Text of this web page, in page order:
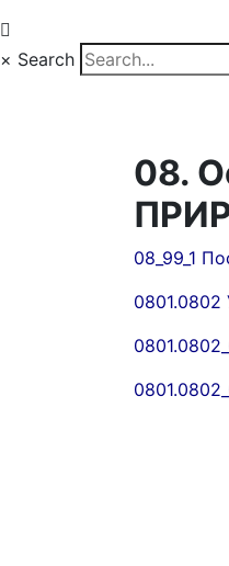
× Search
08.
08_99_1
0801.0802